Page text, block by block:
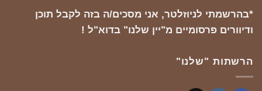
*בהרשמתי לניוזלטר, אני מסכים/ה בזה לקבל תוכן
ודיוורים פרסומיים מ"יין שלנו" בדוא"ל !
הרשתות "שלנו"